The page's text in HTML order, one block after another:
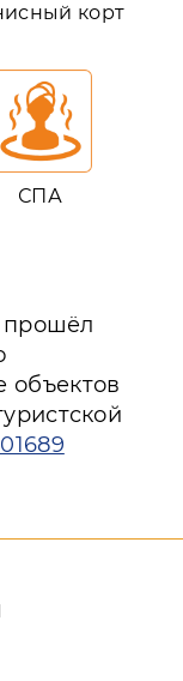
корт
СПА
прошёл
объектов